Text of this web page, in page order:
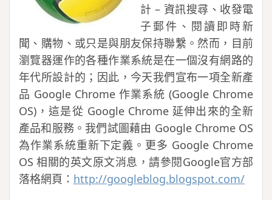
計 – 資訊搜尋、收發電
子郵件、閱讀即時新
聞、購物、或只是與朋友保持聯繫。然而，目前
瀏覽器運作的各種作業系統是在一個沒有網路的
年代所設計的；因此，今天我們宣布一項全新產
品 Google Chrome 作業系統 (Google Chrome
OS)，這是從 Google Chrome 延伸出來的全新
產品和服務。我們試圖藉由 Google Chrome OS
為作業系統重新下定義。更多 Google Chrome
OS 相關的英文原文消息，請參閱Google官方部
落格網頁： http://googleblog.blogspot.com/